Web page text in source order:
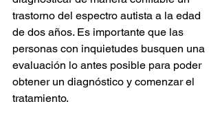
trastorno del espectro autista a la edad
de dos años. Es importante que las
personas con inquietudes busquen una
evaluación lo antes posible para poder
obtener un diagnóstico y comenzar el
tratamiento.